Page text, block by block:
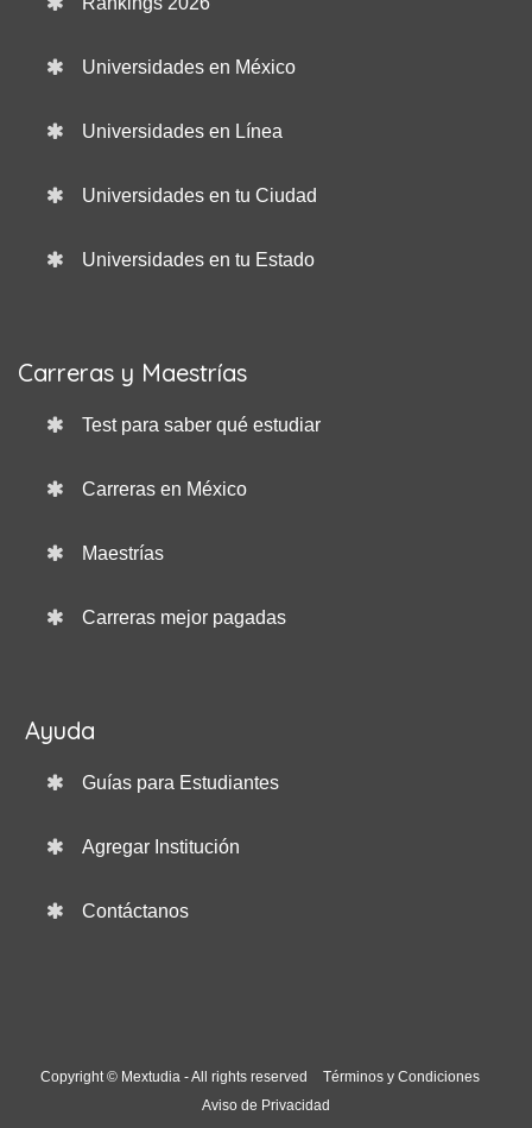
Universidades en México
Universidades en Línea
Universidades en tu Ciudad
Universidades en tu Estado
Carreras y Maestrías
Test para saber qué estudiar
Carreras en México
Maestrías
Carreras mejor pagadas
Ayuda
Guías para Estudiantes
Agregar Institución
Contáctanos
Copyright © Mextudia - All rights reserved
Términos y Condiciones
Aviso de Privacidad